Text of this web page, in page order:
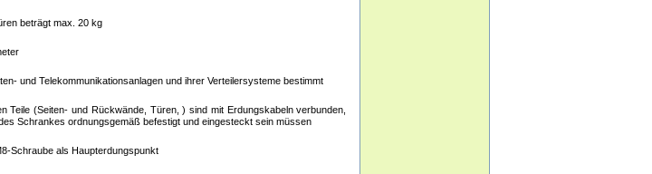
beträgt max. 20 kg
und Telekommunikationsanlagen und ihrer Verteilersysteme bestimmt
Teile (Seiten- und Rückwände, Türen, ) sind mit Erdungskabeln verbunden,
Schrankes ordnungsgemäß befestigt und eingesteckt sein müssen
Schraube als Haupterdungspunkt